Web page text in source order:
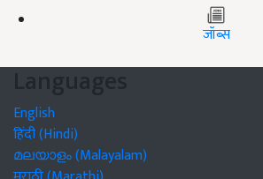
जॉब्स
Languages
English
हिंदी (Hindi)
മലയാളം (Malayalam)